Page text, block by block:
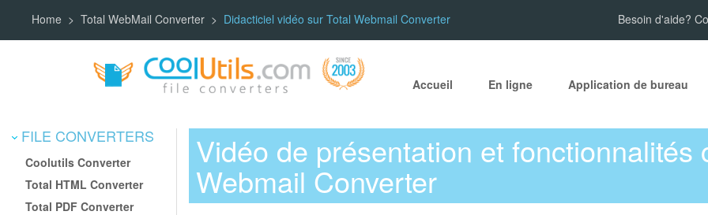
Home Total WebMail Converter Didacticiel vidéo sur Total Webmail Converter Besoin d'aide?
Accueil En ligne Application de bureau
FILE CONVERTERS
Coolutils Converter
Total HTML Converter
Total PDF Converter
Vidéo de présentation et fonctionnalités
Webmail Converter